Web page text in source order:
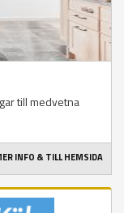
till medvetna
INFO & TILL HEMSIDA